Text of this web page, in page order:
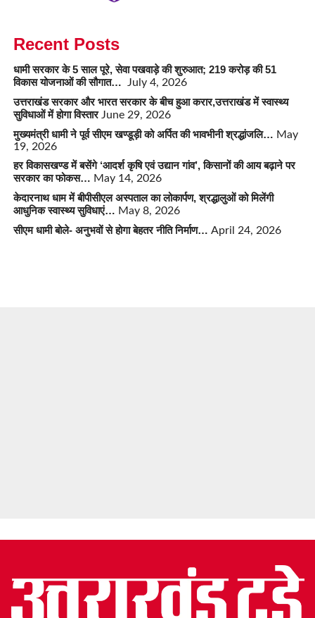
Recent Posts
धामी सरकार के 5 साल पूरे, सेवा पखवाड़े की शुरुआत; 219 करोड़ की 51
विकास योजनाओं की सौगात…
July 4, 2026
उत्तराखंड सरकार और भारत सरकार के बीच हुआ करार,उत्तराखंड में स्वास्थ्य
सुविधाओं में होगा विस्तार June 29, 2026
मुख्यमंत्री धामी ने पूर्व सीएम खण्डूड़ी को अर्पित की भावभीनी श्रद्धांजलि… May
19, 2026
हर विकासखण्ड में बसेंगे ‘आदर्श कृषि एवं उद्यान गांव’, किसानों की आय बढ़ाने पर
सरकार का फोकस… May 14, 2026
केदारनाथ धाम में बीपीसीएल अस्पताल का लोकार्पण, श्रद्धालुओं को मिलेंगी
आधुनिक स्वास्थ्य सुविधाएं… May 8, 2026
सीएम धामी बोले- अनुभवों से होगा बेहतर नीति निर्माण… April 24, 2026